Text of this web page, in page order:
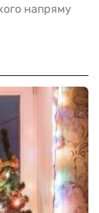
напряму